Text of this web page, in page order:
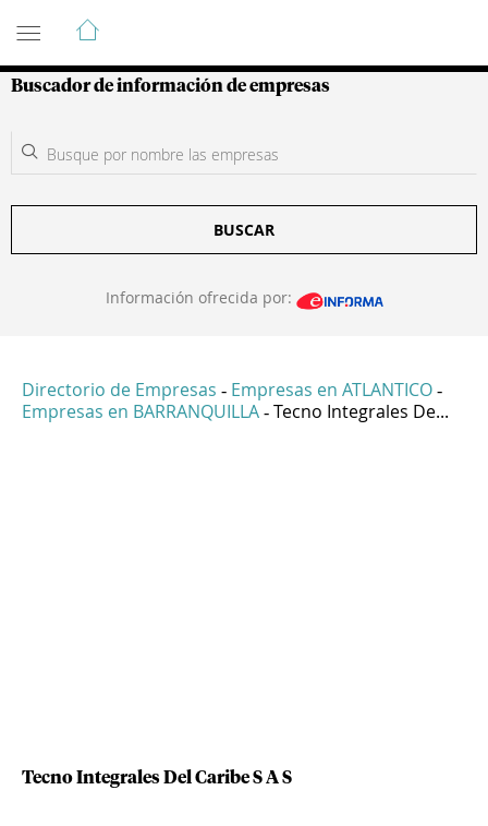
Guía de Empresas Colombianas
Buscador de información de empresas
BUSCAR
Información ofrecida por:
Directorio de Empresas - Empresas en ATLANTICO -
Empresas en BARRANQUILLA - Tecno Integrales De...
Tecno Integrales Del Caribe S A S